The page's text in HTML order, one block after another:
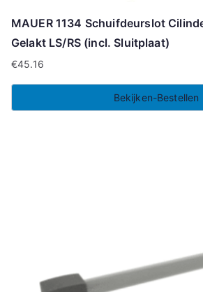
MAUER 1134 Schuifdeurslot
Gelakt LS/RS (incl. Sluitplaat)
€45.16
Bekijken-Bestellen